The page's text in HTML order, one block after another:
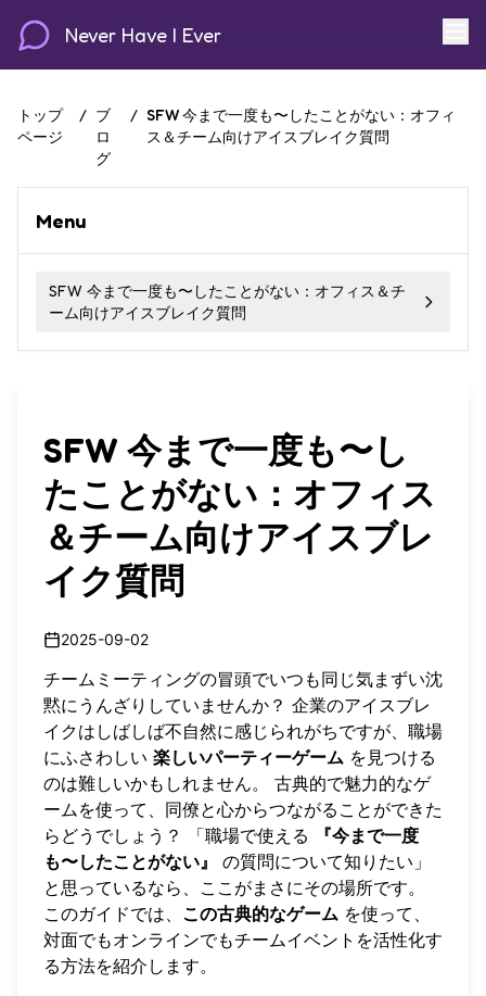
Never Have I Ever
トップ
ページ
/ ブ
ロ
グ
/ SFW 今まで一度も〜したことがない：オフィ
ス＆チーム向けアイスブレイク質問
Menu
SFW 今まで一度も〜したことがない：オフィス＆チ
ーム向けアイスブレイク質問
SFW 今まで一度も〜し
たことがない：オフィス
＆チーム向けアイスブレ
イク質問
2025-09-02
チームミーティングの冒頭でいつも同じ気まずい沈
黙にうんざりしていませんか？ 企業のアイスブレ
イクはしばしば不自然に感じられがちですが、職場
にふさわしい 楽しいパーティーゲーム を見つける
のは難しいかもしれません。 古典的で魅力的なゲ
ームを使って、同僚と心からつながることができた
らどうでしょう？ 「職場で使える
『今まで一度
も〜したことがない』
の質問について知りたい」
と思っているなら、ここがまさにその場所です。
このガイドでは、 この古典的なゲーム を使って、
対面でもオンラインでもチームイベントを活性化す
る方法を紹介します。